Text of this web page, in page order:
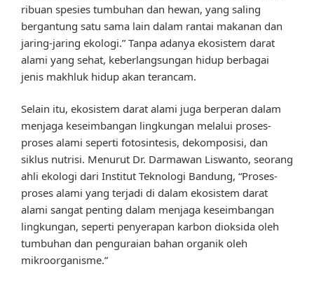
ribuan spesies tumbuhan dan hewan, yang saling
bergantung satu sama lain dalam rantai makanan dan
jaring-jaring ekologi.” Tanpa adanya ekosistem darat
alami yang sehat, keberlangsungan hidup berbagai
jenis makhluk hidup akan terancam.
Selain itu, ekosistem darat alami juga berperan dalam
menjaga keseimbangan lingkungan melalui proses-
proses alami seperti fotosintesis, dekomposisi, dan
siklus nutrisi. Menurut Dr. Darmawan Liswanto, seorang
ahli ekologi dari Institut Teknologi Bandung, “Proses-
proses alami yang terjadi di dalam ekosistem darat
alami sangat penting dalam menjaga keseimbangan
lingkungan, seperti penyerapan karbon dioksida oleh
tumbuhan dan penguraian bahan organik oleh
mikroorganisme.”